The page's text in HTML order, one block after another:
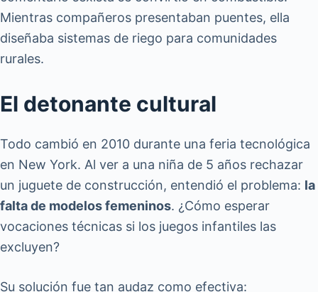
Mientras compañeros presentaban puentes, ella
diseñaba sistemas de riego para comunidades
rurales.
El detonante cultural
Todo cambió en 2010 durante una feria tecnológica
en New York. Al ver a una niña de 5 años rechazar
un juguete de construcción, entendió el problema: la
falta de modelos femeninos. ¿Cómo esperar
vocaciones técnicas si los juegos infantiles las
excluyen?
Su solución fue tan audaz como efectiva: